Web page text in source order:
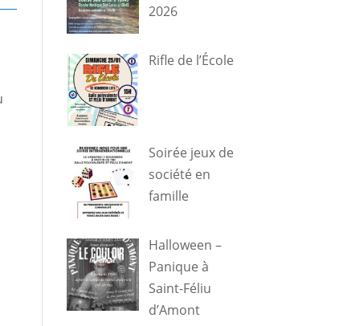
2026
Rifle de l’École
Soirée jeux de
société en
famille
Halloween –
Panique à
Saint-Féliu
d’Amont